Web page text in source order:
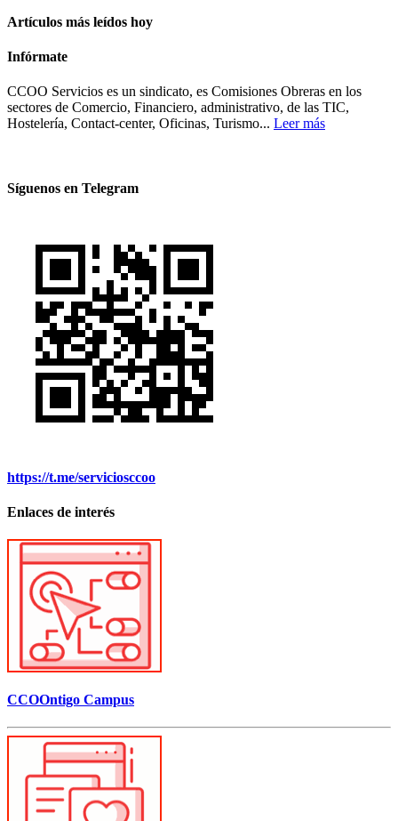
Artículos más leídos hoy
Infórmate
CCOO Servicios es un sindicato, es Comisiones Obreras en los
sectores de Comercio, Financiero, administrativo, de las TIC,
Hostelería, Contact-center, Oficinas, Turismo... Leer más
Síguenos en Telegram
https://t.me/serviciosccoo
Enlaces de interés
CCOOntigo Campus